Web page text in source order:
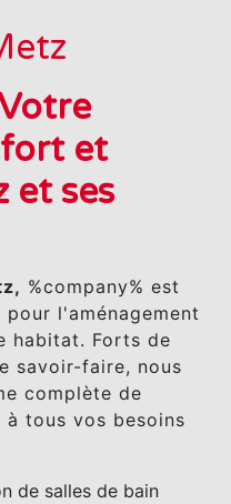
et
et ses
%company% est
l'aménagement
habitat. Forts de
savoir-faire, nous
complète de
tous vos besoins
de salles de bain